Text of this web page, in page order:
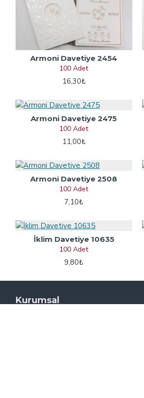
Armoni Davetiye 2454
100 Adet
16,30₺
Armoni Davetiye 2475
100 Adet
11,00₺
Armoni Davetiye 2508
100 Adet
7,10₺
İklim Davetiye 10635
100 Adet
9,80₺
Kurumsal